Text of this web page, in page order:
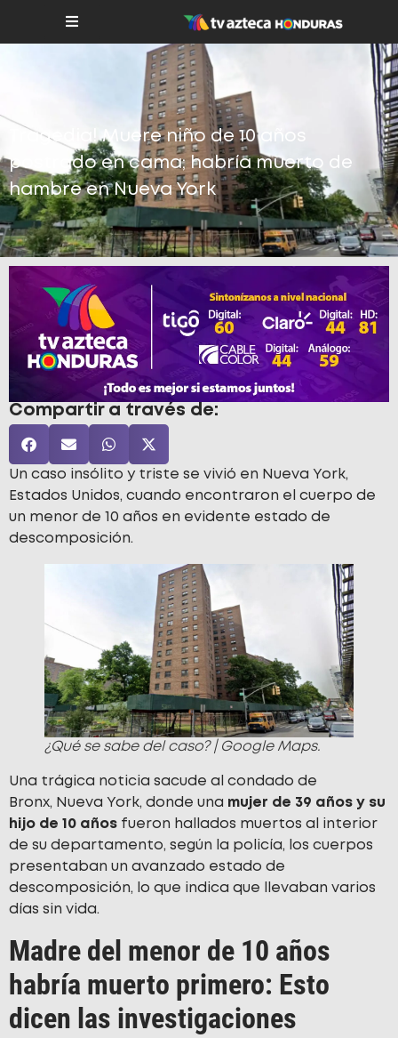
Tragedia! Muere niño de 10 años
postrado en cama; habría muerto de
hambre en Nueva York
Compartir a través de:
Un caso insólito y triste se vivió en Nueva York,
Estados Unidos, cuando encontraron el cuerpo de
un menor de 10 años en evidente estado de
descomposición.
¿Qué se sabe del caso? | Google Maps.
Una trágica noticia sacude al condado de
Bronx, Nueva York, donde una mujer de 39 años y su
hijo de 10 años fueron hallados muertos al interior
de su departamento, según la policía, los cuerpos
presentaban un avanzado estado de
descomposición, lo que indica que llevaban varios
días sin vida.
Madre del menor de 10 años
habría muerto primero: Esto
dicen las investigaciones